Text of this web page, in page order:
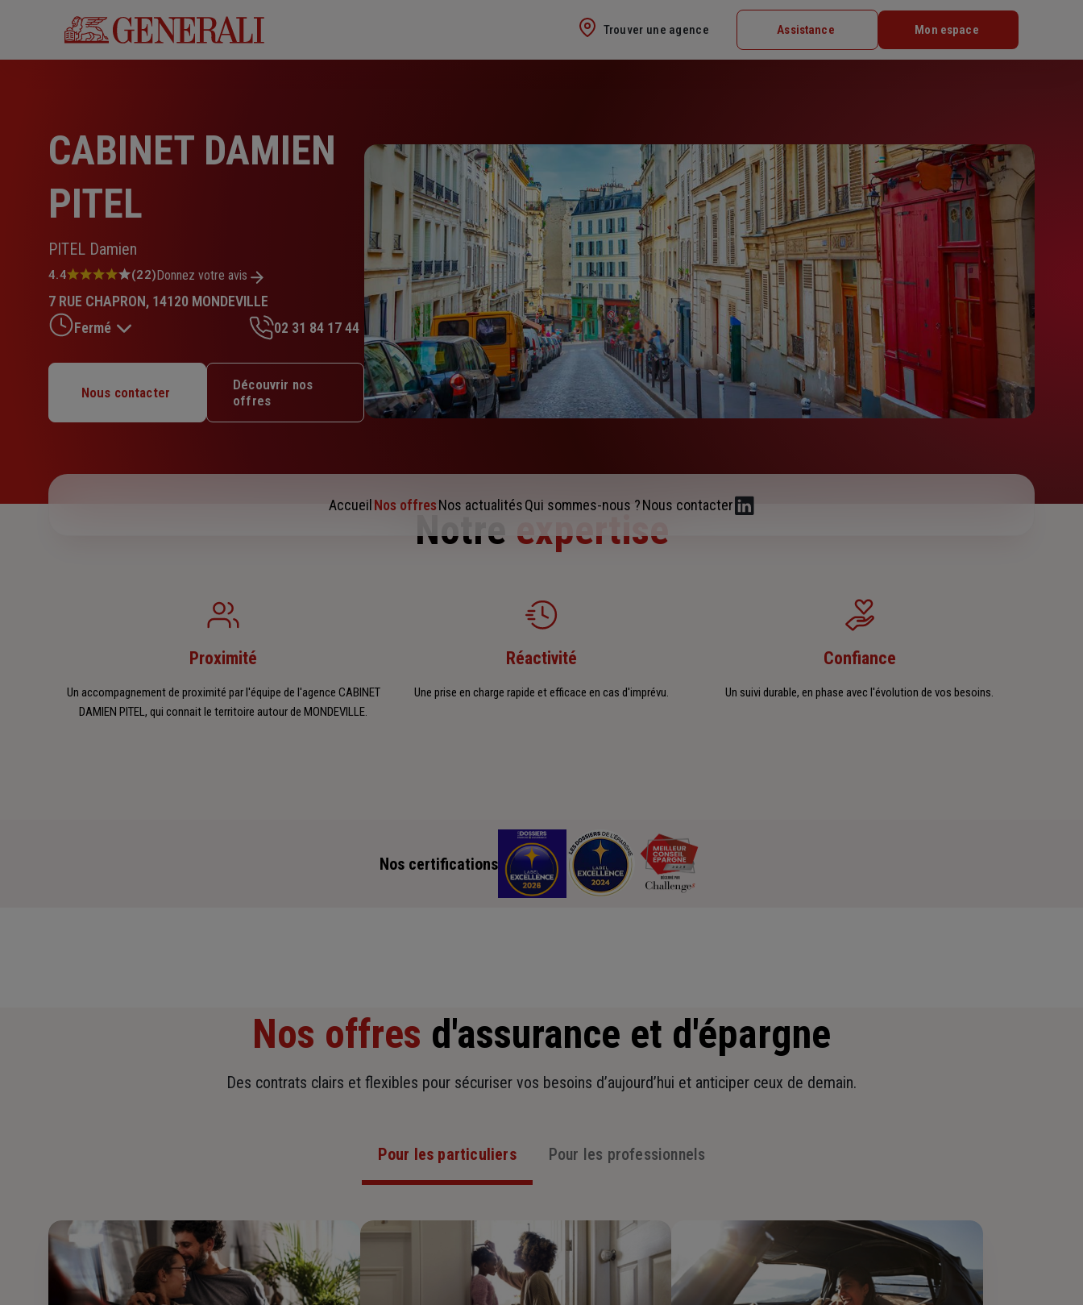
Trouver une agence Assistance Mon espace
CABINET DAMIEN
PITEL
PITEL Damien
Note
4.4
sur
5
4.4 (22)Donnez votre avis
7 RUE CHAPRON, 14120 MONDEVILLE
Fermé
Mardi : 09h – 12h / 14h – 18h
Mercredi : 09h – 12h / 14h – 18h
Samedi : Fermé
02 31 84 17 44
Nous contacter
Découvrir nos
offres
Accueil Nos offresNos actualitésQui sommes-nous ?Nous contacter
Notre expertise
Proximité
Un accompagnement de proximité par l'équipe de l'agence CABINET
DAMIEN PITEL, qui connait le territoire autour de MONDEVILLE.
Réactivité
Une prise en charge rapide et efficace en cas d'imprévu.
Confiance
Un suivi durable, en phase avec l'évolution de vos besoins.
Nos certifications
Nos offres d'assurance et d'épargne
Des contrats clairs et flexibles pour sécuriser vos besoins d’aujourd’hui et anticiper ceux de demain.
Pour les particuliers Pour les professionnels